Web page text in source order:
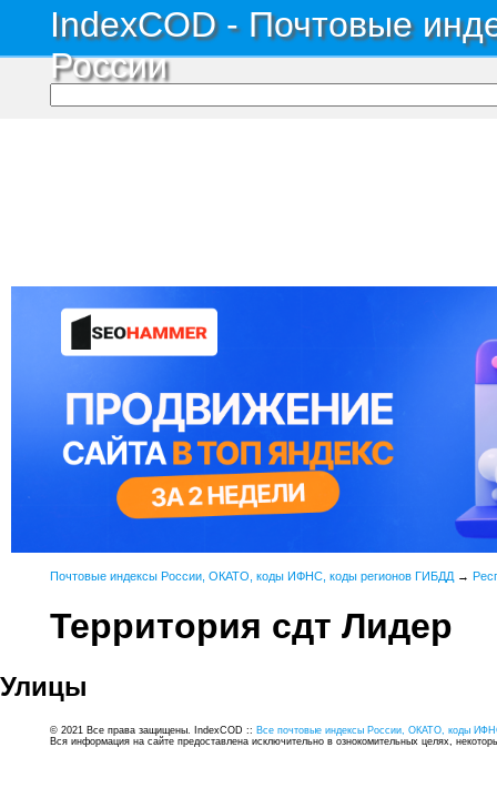
IndexCOD - Почтовые
России
Почтовые индексы России, ОКАТО, коды ИФНС, коды регионов ГИБДД →
Территория сдт Лидер
Улицы
© 2021 Все права защищены. IndexCOD :: Все почтовые индексы России, ОКАТО, коды
Вся информация на сайте предоставлена исключительно в ознокомительных целях,